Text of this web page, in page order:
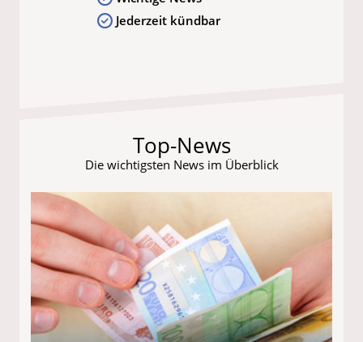
Jederzeit kündbar
Top-News
Die wichtigsten News im Überblick